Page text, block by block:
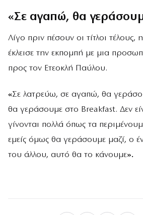
«Σε αγαπώ, θα
Λίγο πριν πέσουν οι τίτλοι
έκλεισε την εκπομπή με μια
προς τον Ετεοκλή Παύλου.
«Σε λατρεύω, σε αγαπώ, θα
θα γεράσουμε στο Breakfast. Δεν
γίνονται πολλά όπως τα
εμείς όμως θα γεράσουμε μαζί, ο
του άλλου, αυτό θα το κάνουμε».